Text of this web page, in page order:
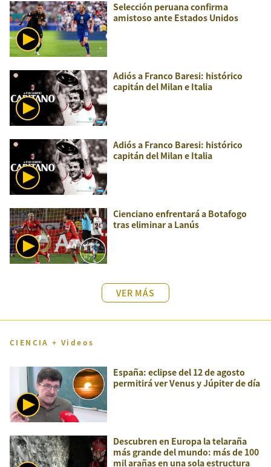
Selección peruana confirma
amistoso ante Estados Unidos
Adiós a Franco Baresi: histórico
capitán del Milan e Italia
Adiós a Franco Baresi: histórico
capitán del Milan e Italia
Cienciano enfrentará a Botafogo
tras eliminar a Lanús
VER MÁS
CIENCIA + Videos
España: eclipse del 12 de agosto
permitirá ver Venus y Júpiter de día
Descubren en Europa la telaraña
más grande del mundo: más de 100
mil arañas en una sola estructura